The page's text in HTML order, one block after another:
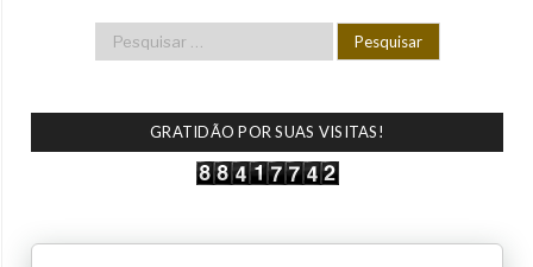
GRATIDÃO POR SUAS VISITAS!